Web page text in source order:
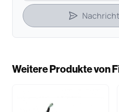
Weitere Produkte von